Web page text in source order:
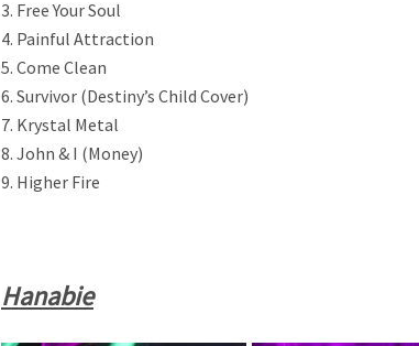
3. Free Your Soul
4. Painful Attraction
5. Come Clean
6. Survivor (Destiny’s Child Cover)
7. Krystal Metal
8. John & I (Money)
9. Higher Fire
Hanabie